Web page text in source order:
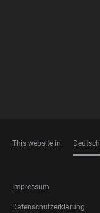
This website in Deutsch
FOOTER
LEGAL
Impressum
Datenschutzerklärung